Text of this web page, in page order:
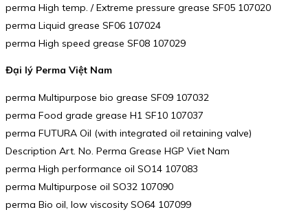
perma High temp. / Extreme pressure grease SF05 107020
perma Liquid grease SF06 107024
perma High speed grease SF08 107029
Đại lý Perma Việt Nam
perma Multipurpose bio grease SF09 107032
perma Food grade grease H1 SF10 107037
perma FUTURA Oil (with integrated oil retaining valve)
Description Art. No. Perma Grease HGP Viet Nam
perma High performance oil SO14 107083
perma Multipurpose oil SO32 107090
perma Bio oil, low viscosity SO64 107099